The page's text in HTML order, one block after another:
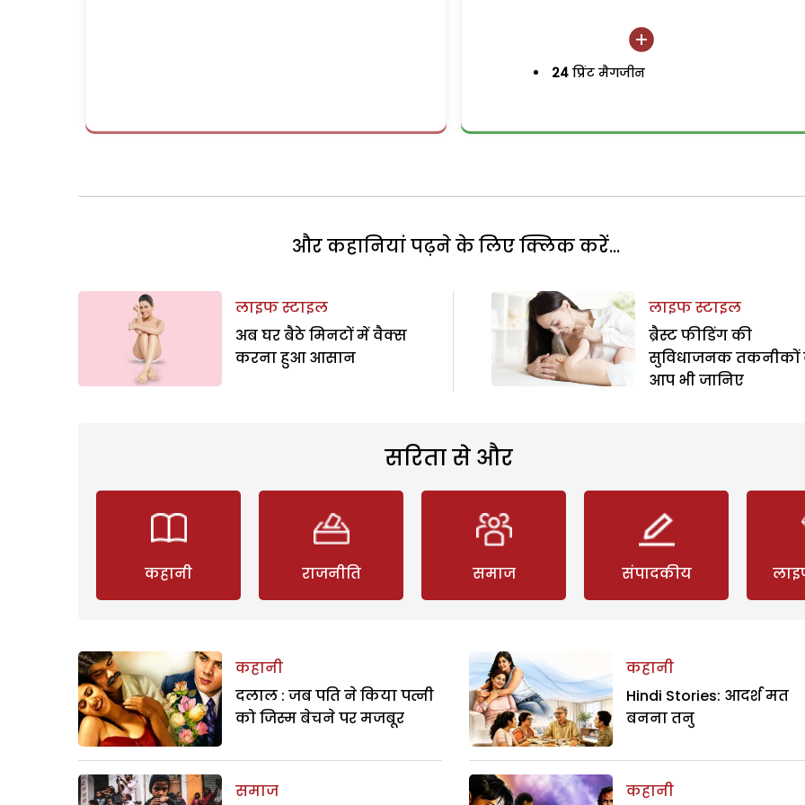
24 प्रिंट मैगजीन
और कहानियां पढ़ने के लिए क्लिक करें...
लाइफ स्टाइल
अब घर बैठे मिनटों में वैक्स
करना हुआ आसान
लाइफ स्टाइल
ब्रैस्ट फीडिंग की
सुविधाजनक तकनीकों
आप भी जानिए
सरिता से और
कहानी राजनीति समाज संपादकीय
कहानी
दलाल : जब पति ने किया पत्नी
को जिस्म बेचने पर मजबूर
समाज
कहानी
Hindi Stories: आदर्श मत
बनना तनु
कहानी